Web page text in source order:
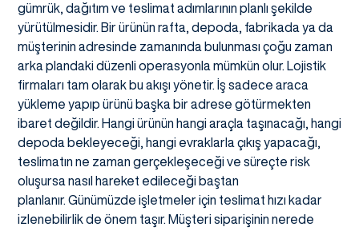
gümrük, dağıtım ve teslimat adımlarının planlı şekilde
yürütülmesidir. Bir ürünün rafta, depoda, fabrikada ya da
müşterinin adresinde zamanında bulunması çoğu zaman
arka plandaki düzenli operasyonla mümkün olur. Lojistik
firmaları tam olarak bu akışı yönetir. İş sadece araca
yükleme yapıp ürünü başka bir adrese götürmekten
ibaret değildir. Hangi ürünün hangi araçla taşınacağı, hangi
depoda bekleyeceği, hangi evraklarla çıkış yapacağı,
teslimatın ne zaman gerçekleşeceği ve süreçte risk
oluşursa nasıl hareket edileceği baştan
planlanır. Günümüzde işletmeler için teslimat hızı kadar
izlenebilirlik de önem taşır. Müşteri siparişinin nerede